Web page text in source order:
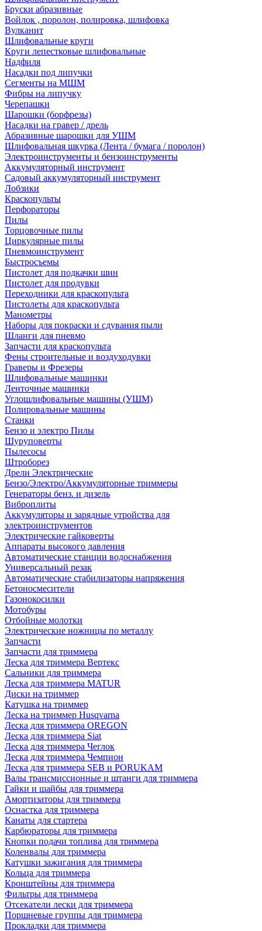
Бруски абразивные
Войлок , поролон, полировка, шлифовка
Вулканит
Шлифовальные круги
Круги лепестковые шлифовальные
Надфиля
Насадки под липучки
Сегменты на МШМ
Фибры на липучку
Черепашки
Шарошки (борфрезы)
Насадки на гравер / дрель
Абразивные шарошки для УШМ
Шлифовальная шкурка (Лента / бумага / поролон)
Электроинструменты и бензоинструменты
Аккумуляторный инструмент
Садовый аккумуляторный инструмент
Лобзики
Краскопульты
Перфораторы
Пилы
Торцовочные пилы
Циркулярные пилы
Пневмоинструмент
Быстросъемы
Пистолет для подкачки шин
Пистолет для продувки
Переходники для краскопульта
Пистолеты для краскопульта
Манометры
Наборы для покраски и сдувания пыли
Шланги для пневмо
Запчасти для краскопульта
Фены строительные и воздуходувки
Граверы и Фрезеры
Шлифовальные машинки
Ленточные машинки
Углошлифовальные машины (УШМ)
Полировальные машины
Станки
Бензо и электро Пилы
Шуруповерты
Пылесосы
Штроборез
Дрели Электрические
Бензо/Электро/Аккумуляторные триммеры
Генераторы бенз. и дизель
Виброплиты
Аккумуляторы и зарядные утройства для
электроинструментов
Электрические гайковерты
Аппараты высокого давления
Автоматические станции водоснабжения
Универсальный резак
Автоматические стабилизаторы напряжения
Бетоносмесители
Газонокосилки
Мотобуры
Отбойные молотки
Электрические ножницы по металлу
Запчасти
Запчасти для триммера
Леска для триммера Вертекс
Сальники для триммера
Леска для триммера MATUR
Диски на триммер
Катушка на триммер
Леска на триммер Husqvarna
Леска для триммера OREGON
Леска для триммера Siat
Леска для триммера Чеглок
Леска для триммера Чемпион
Леска для триммера SEB и PORUKAM
Валы трансмиссионные и штанги для триммера
Гайки и шайбы для триммера
Амортизаторы для триммера
Оснастка для триммера
Канаты для стартера
Карбюраторы для триммера
Кнопки подачи топлива для триммера
Коленвалы для триммера
Катушки зажигания для триммера
Кольца для триммера
Кронштейны для триммера
Фильтры для триммера
Отсекатели лески для триммера
Поршневые группы для триммера
Прокладки для триммера